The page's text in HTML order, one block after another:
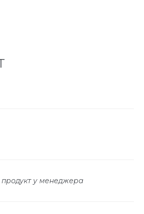
у менеджера